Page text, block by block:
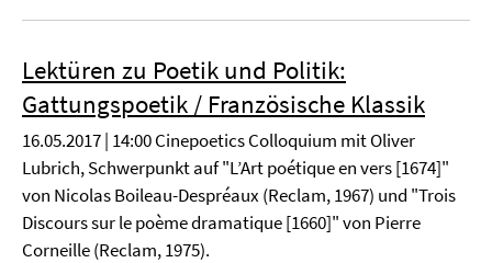
Lektüren zu Poetik und Politik:
Gattungspoetik / Französische Klassik
16.05.2017 | 14:00 Cinepoetics Colloquium mit Oliver
Lubrich, Schwerpunkt auf "L’Art poétique en vers [1674]"
von Nicolas Boileau-Despréaux (Reclam, 1967) und "Trois
Discours sur le poème dramatique [1660]" von Pierre
Corneille (Reclam, 1975).